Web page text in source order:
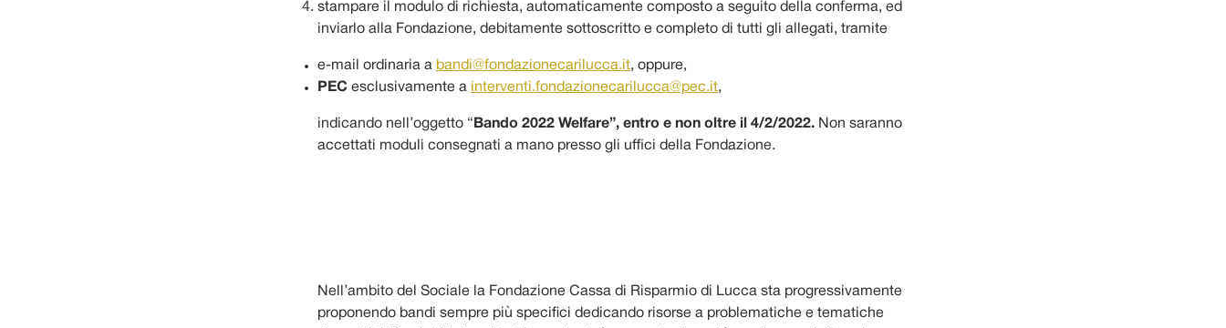
stampare il modulo di richiesta, automaticamente composto a seguito della conferma, ed
inviarlo alla Fondazione, debitamente sottoscritto e completo di tutti gli allegati, tramite
e-mail ordinaria a bandi@fondazionecarilucca.it, oppure,
PEC esclusivamente a interventi.fondazionecarilucca@pec.it,
indicando nell’oggetto “ Bando 2022 Welfare”, entro e non oltre il 4/2/2022. Non saranno
accettati moduli consegnati a mano presso gli uffici della Fondazione.
Nell’ambito del Sociale la Fondazione Cassa di Risparmio di Lucca sta progressivamente
proponendo bandi sempre più specifici dedicando risorse a problematiche e tematiche